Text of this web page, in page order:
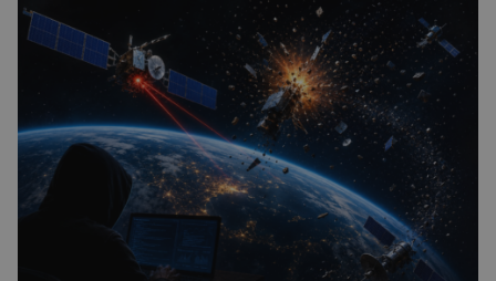
hustší než na Zemi a aby toho nebylo málo, z
oblaků se snáší kapky kyseliny sírové. Zkrátka,
není to prostředí, ve kterém by příčetný člověk
chtěl strávit […]